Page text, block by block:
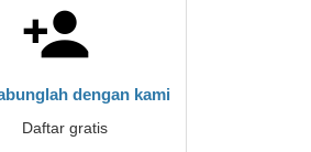
dengan kami
Daftar gratis